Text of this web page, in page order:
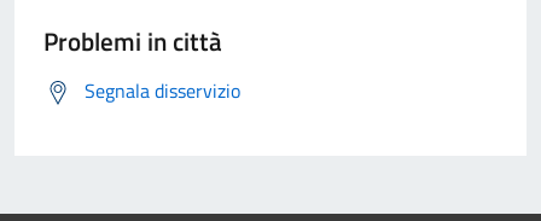
Problemi in città
Segnala disservizio